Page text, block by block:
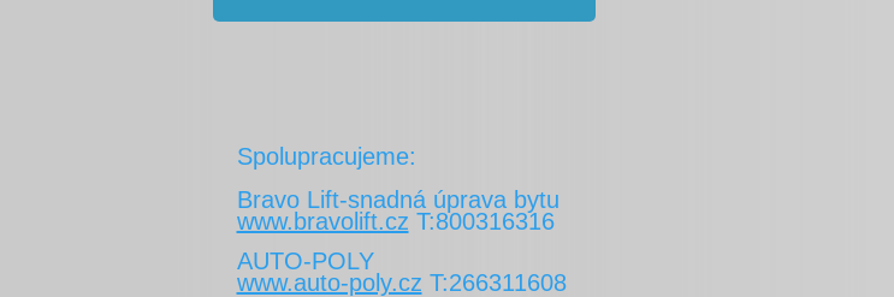
Spolupracujeme:
Bravo Lift-snadná úprava bytu
www.bravolift.cz T:800316316
AUTO-POLY
www.auto-poly.cz T:266311608